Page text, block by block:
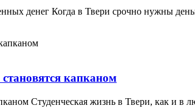
денег Когда в Твери срочно нужны
капканом
Студенческая жизнь в Твери, как и